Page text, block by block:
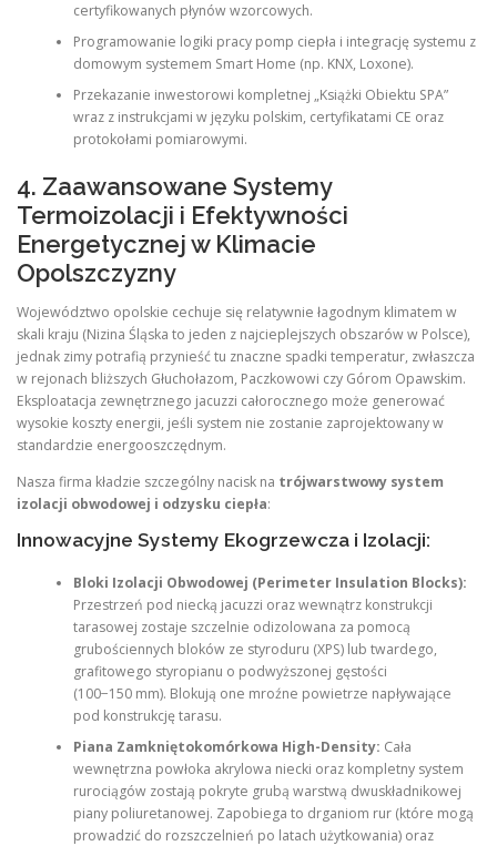
certyfikowanych płynów wzorcowych.
Programowanie logiki pracy pomp ciepła i integrację systemu z
domowym systemem Smart Home (np. KNX, Loxone).
Przekazanie inwestorowi kompletnej „Książki Obiektu SPA”
wraz z instrukcjami w języku polskim, certyfikatami CE oraz
protokołami pomiarowymi.
4. Zaawansowane Systemy
Termoizolacji i Efektywności
Energetycznej w Klimacie
Opolszczyzny
Województwo opolskie cechuje się relatywnie łagodnym klimatem w
skali kraju (Nizina Śląska to jeden z najcieplejszych obszarów w Polsce),
jednak zimy potrafią przynieść tu znaczne spadki temperatur, zwłaszcza
w rejonach bliższych Głuchołazom, Paczkowowi czy Górom Opawskim.
Eksploatacja zewnętrznego jacuzzi całorocznego może generować
wysokie koszty energii, jeśli system nie zostanie zaprojektowany w
standardzie energooszczędnym.
Nasza firma kładzie szczególny nacisk na trójwarstwowy system
izolacji obwodowej i odzysku ciepła:
Innowacyjne Systemy Ekogrzewcza i Izolacji:
Bloki Izolacji Obwodowej (Perimeter Insulation Blocks):
Przestrzeń pod niecką jacuzzi oraz wewnątrz konstrukcji
tarasowej zostaje szczelnie odizolowana za pomocą
grubościennych bloków ze styroduru (XPS) lub twardego,
grafitowego styropianu o podwyższonej gęstości
(100−150 mm). Blokują one mroźne powietrze napływające
pod konstrukcję tarasu.
Piana Zamkniętokomórkowa High-Density: Cała
wewnętrzna powłoka akrylowa niecki oraz kompletny system
rurociągów zostają pokryte grubą warstwą dwuskładnikowej
piany poliuretanowej. Zapobiega to drganiom rur (które mogą
prowadzić do rozszczelnień po latach użytkowania) oraz